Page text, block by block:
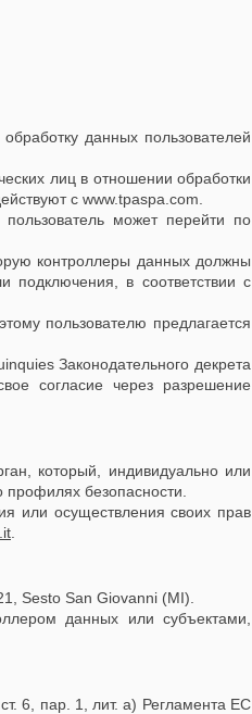
данных пользователей
лиц в отношении обработки
с www.tpaspa.com
может перейти по
контроллеры данных должны
подключения, в соответствии с
пользователю предлагается
Законодательного декрета
согласие через разрешение
который, индивидуально или
безопасности.
или осуществления своих прав
Sesto San Giovanni (MI).
данных или субъектами,
6, пар. 1, лит. а) Регламента ЕС